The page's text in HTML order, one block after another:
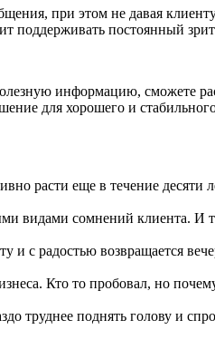
при этом не давая
поддерживать постоянный
информацию, сможете
для хорошего и
расти еще в течение десяти
видами сомнений клиента. И
и с радостью возвращается
Кто то пробовал, но
труднее поднять голову и